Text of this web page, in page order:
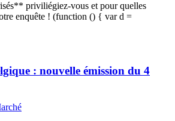
priviliégiez-vous et pour quelles
enquête ! (function () { var d =
: nouvelle émission du 4